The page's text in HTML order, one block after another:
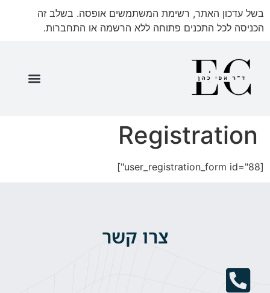
בשל עדכון האתר, רשימת המשתמשים אופסה. בשלב זה
הכניסה לכל התכנים פתוחה ללא הרשמה או התחברות.
Registration
[user_registration_form id="88"]
צרו קשר